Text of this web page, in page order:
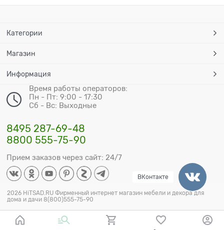
Категории
Магазин
Информация
Время работы операторов:
Пн - Пт: 9:00 - 17:30
Сб - Вс: Выходные
8495 287-69-48
8800 555-75-90
Прием заказов через сайт: 24/7
2026 HiTSAD.RU Фирменный интернет магазин мебели и декора для
дома и дачи 8(800)555-75-90
ВКонтакте